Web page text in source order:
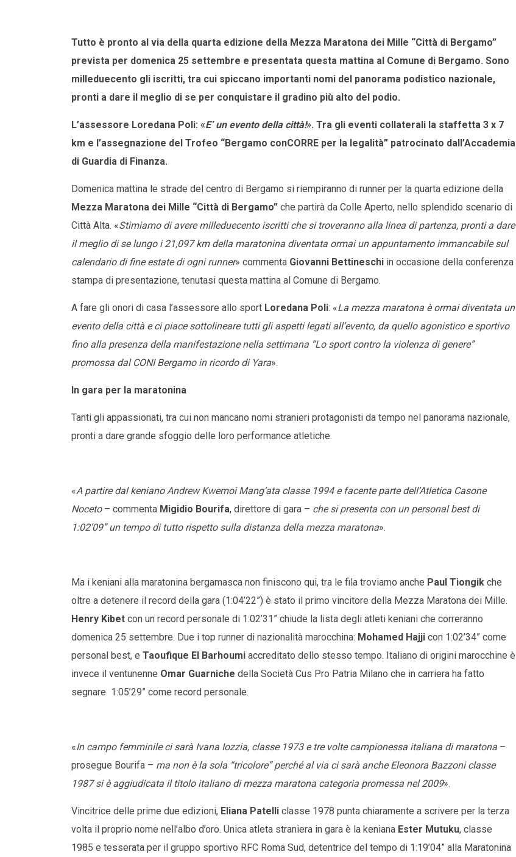
Tutto è pronto al via della quarta edizione della Mezza Maratona dei Mille “Città di Bergamo”
prevista per domenica 25 settembre e presentata questa mattina al Comune di Bergamo. Sono
milleduecento gli iscritti, tra cui spiccano importanti nomi del panorama podistico nazionale,
pronti a dare il meglio di se per conquistare il gradino più alto del podio.
L’assessore Loredana Poli: «E’ un evento della città!». Tra gli eventi collaterali la staffetta 3 x 7
km e l’assegnazione del Trofeo “Bergamo conCORRE per la legalità” patrocinato dall’Accademia
di Guardia di Finanza.
Domenica mattina le strade del centro di Bergamo si riempiranno di runner per la quarta edizione della
Mezza Maratona dei Mille “Città di Bergamo” che partirà da Colle Aperto, nello splendido scenario di
Città Alta. «Stimiamo di avere milleduecento iscritti che si troveranno alla linea di partenza, pronti a dare
il meglio di se lungo i 21,097 km della maratonina diventata ormai un appuntamento immancabile sul
calendario di fine estate di ogni runner» commenta Giovanni Bettineschi in occasione della conferenza
stampa di presentazione, tenutasi questa mattina al Comune di Bergamo.
A fare gli onori di casa l’assessore allo sport Loredana Poli: «La mezza maratona è ormai diventata un
evento della città e ci piace sottolineare tutti gli aspetti legati all’evento, da quello agonistico e sportivo
fino alla presenza della manifestazione nella settimana “Lo sport contro la violenza di genere”
promossa dal CONI Bergamo in ricordo di Yara».
In gara per la maratonina
Tanti gli appassionati, tra cui non mancano nomi stranieri protagonisti da tempo nel panorama nazionale,
pronti a dare grande sfoggio delle loro performance atletiche.
«A partire dal keniano Andrew Kwemoi Mang’ata classe 1994 e facente parte dell’Atletica Casone
Noceto– commenta Migidio Bourifa, direttore di gara – che si presenta con un personal best di
1:02’09” un tempo di tutto rispetto sulla distanza della mezza maratona».
Ma i keniani alla maratonina bergamasca non finiscono qui, tra le fila troviamo anche Paul Tiongik che
oltre a detenere il record della gara (1:04’22”) è stato il primo vincitore della Mezza Maratona dei Mille.
Henry Kibet con un record personale di 1:02’31” chiude la lista degli atleti keniani che correranno
domenica 25 settembre. Due i top runner di nazionalità marocchina: Mohamed Hajji con 1:02’34” come
personal best, e Taoufique El Barhoumi accreditato dello stesso tempo. Italiano di origini marocchine è
invece il ventunenne Omar Guarniche della Società Cus Pro Patria Milano che in carriera ha fatto
segnare 1:05’29” come record personale.
«In campo femminile ci sarà Ivana Iozzia, classe 1973 e tre volte campionessa italiana di maratona –
prosegue Bourifa – ma non è la sola “tricolore” perché al via ci sarà anche Eleonora Bazzoni classe
1987 si è aggiudicata il titolo italiano di mezza maratona categoria promessa nel 2009».
Vincitrice delle prime due edizioni, Eliana Patelli classe 1978 punta chiaramente a scrivere per la terza
volta il proprio nome nell’albo d’oro. Unica atleta straniera in gara è la keniana Ester Mutuku, classe
1985 e tesserata per il gruppo sportivo RFC Roma Sud, detentrice del tempo di 1:19’04” alla Maratonina